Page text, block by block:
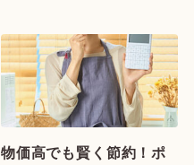
物価高でも賢く節約！ポ